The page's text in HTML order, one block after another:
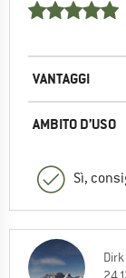
VANTAGGI
AMBITO D’USO
Sì,
Dirk